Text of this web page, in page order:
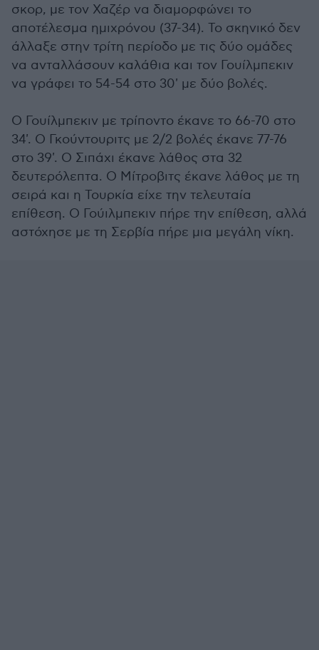
σκορ, με τον Χαζέρ να διαμορφώνει το
αποτέλεσμα ημιχρόνου (37-34). Το σκηνικό δεν
άλλαξε στην τρίτη περίοδο με τις δύο ομάδες
να ανταλλάσουν καλάθια και τον Γουίλμπεκιν
να γράφει το 54-54 στο 30' με δύο βολές.
O Γουίλμπεκιν με τρίποντο έκανε το 66-70 στο
34'. Ο Γκούντουριτς με 2/2 βολές έκανε 77-76
στο 39'. Ο Σιπάχι έκανε λάθος στα 32
δευτερόλεπτα. Ο Μίτροβιτς έκανε λάθος με τη
σειρά και η Τουρκία είχε την τελευταία
επίθεση. Ο Γούιλμπεκιν πήρε την επίθεση, αλλά
αστόχησε με τη Σερβία πήρε μια μεγάλη νίκη.